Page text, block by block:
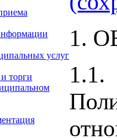
услуг
торги
1.
1.1.